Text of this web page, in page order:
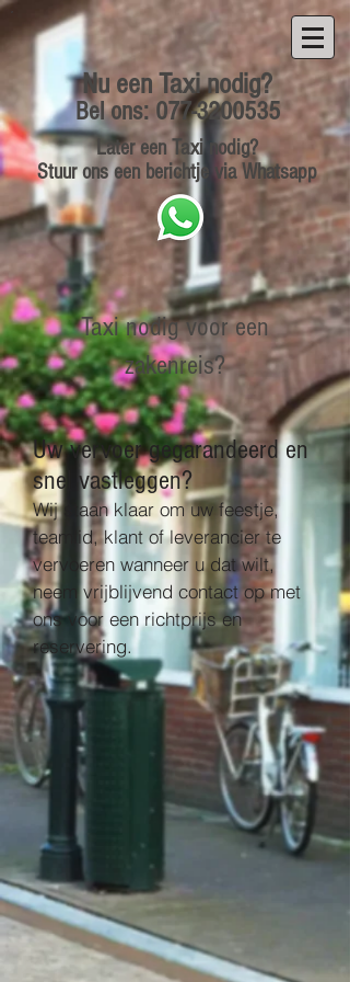
Nu een Taxi nodig?
Bel ons: 077-3200535
Later een Taxi nodig?
Stuur ons een berichtje via Whatsapp
Taxi nodig voor een
zakenreis?
Uw vervoer gegarandeerd en
snel vastleggen?
Wij staan klaar om uw feestje,
teamlid, klant of leverancier te
vervoeren wanneer u dat wilt,
neem vrijblijvend contact op met
ons voor een richtprijs en
reservering.